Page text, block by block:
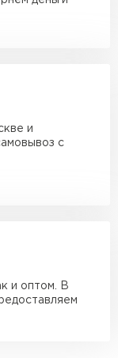
— до 50
и
с
и оптом. В